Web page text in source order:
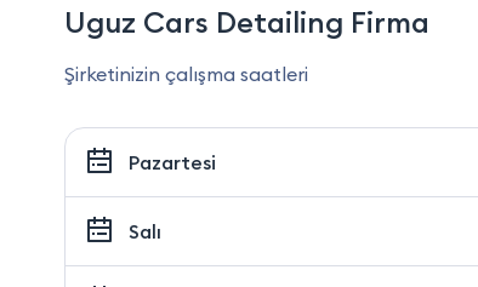
Uguz Cars Detailing Firma
Şirketinizin çalışma saatleri
Pazartesi
Salı